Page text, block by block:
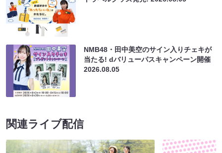
NMB48・田中美空のサイン入りチェキが
当たる! dバリューパスキャンペーン開催
2026.08.05
関連ライブ配信